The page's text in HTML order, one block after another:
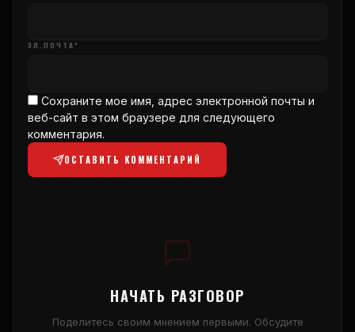
ЭЛ.ПОЧТА*
Сохраните мое имя, адрес электронной почты и
веб-сайт в этом браузере для следующего
комментария.
ОСТАВИТЬ КОММЕНТАРИЙ
НАЧАТЬ РАЗГОВОР
Поделитесь своим мнением первыми. Обсудите